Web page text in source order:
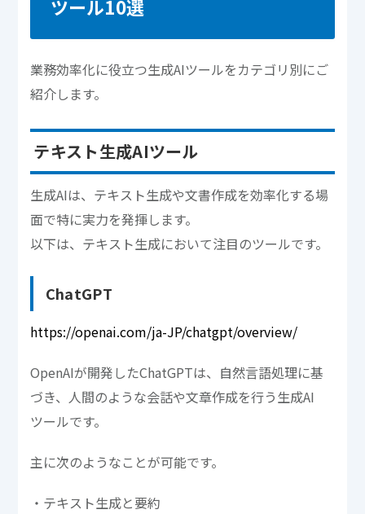
ツール10選
業務効率化に役立つ生成AIツールをカテゴリ別にご
紹介します。
テキスト生成AIツール
生成AIは、テキスト生成や文書作成を効率化する場
面で特に実力を発揮します。
以下は、テキスト生成において注目のツールです。
ChatGPT
https://openai.com/ja-JP/chatgpt/overview/
OpenAIが開発したChatGPTは、自然言語処理に基
づき、人間のような会話や文章作成を行う生成AI
ツールです。
主に次のようなことが可能です。
・テキスト生成と要約